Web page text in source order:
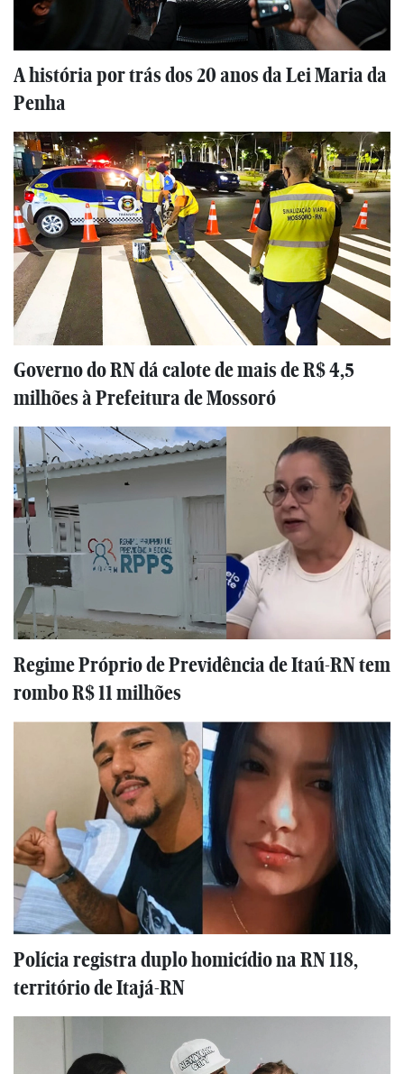
A história por trás dos 20 anos da Lei Maria da
Penha
Governo do RN dá calote de mais de R$ 4,5
milhões à Prefeitura de Mossoró
Regime Próprio de Previdência de Itaú-RN tem
rombo R$ 11 milhões
Polícia registra duplo homicídio na RN 118,
território de Itajá-RN